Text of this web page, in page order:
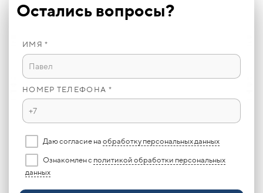
Остались вопросы?
ИМЯ *
НОМЕР ТЕЛЕФОНА *
Даю согласие на обработку персональных данных
Ознакомлен с политикой обработки персональных
данных